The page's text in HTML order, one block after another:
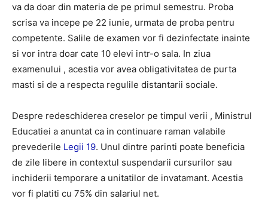
va da doar din materia de pe primul semestru. Proba
scrisa va incepe pe 22 iunie, urmata de proba pentru
competente. Salile de examen vor fi dezinfectate inainte
si vor intra doar cate 10 elevi intr-o sala. In ziua
examenului , acestia vor avea obligativitatea de purta
masti si de a respecta regulile distantarii sociale.
Despre redeschiderea creselor pe timpul verii , Ministrul
Educatiei a anuntat ca in continuare raman valabile
prevederile Legii 19. Unul dintre parinti poate beneficia
de zile libere in contextul suspendarii cursurilor sau
inchiderii temporare a unitatilor de invatamant. Acestia
vor fi platiti cu 75% din salariul net.